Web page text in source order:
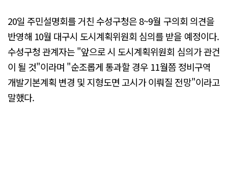
20일 주민설명회를 거친 수성구청은 8~9월 구의회 의견을
반영해 10월 대구시 도시계획위원회 심의를 받을 예정이다.
수성구청 관계자는 "앞으로 시 도시계획위원회 심의가 관건
이 될 것"이라며 "순조롭게 통과할 경우 11월쯤 정비구역
개발기본계획 변경 및 지형도면 고시가 이뤄질 전망"이라고
말했다.